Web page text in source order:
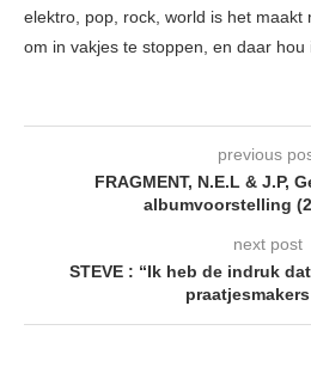
elektro, pop, rock, world is het maakt
om in vakjes te stoppen, en daar hou
previous
FRAGMENT, N.E.L & J.P,
albumvoorstelling
next post
STEVE : “Ik heb de indruk